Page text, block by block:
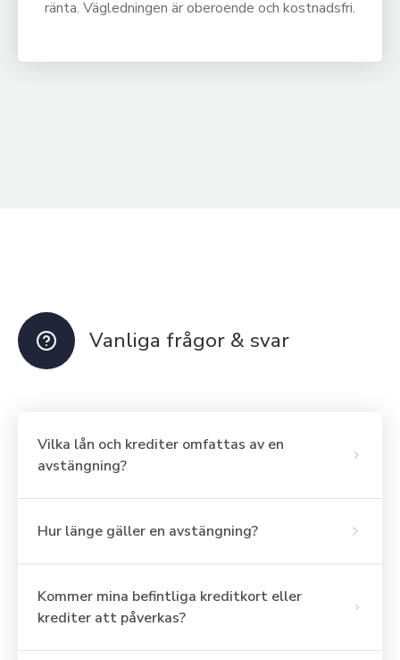
ränta. Vägledningen är oberoende och kostnadsfri.
Vanliga frågor & svar
Vilka lån och krediter omfattas av en
avstängning?
Hur länge gäller en avstängning?
Kommer mina befintliga kreditkort eller
krediter att påverkas?